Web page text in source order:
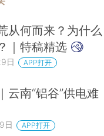
从何而来？为什么
｜特稿精选
日 APP打开
云南“铝谷”供电难
日 APP打开